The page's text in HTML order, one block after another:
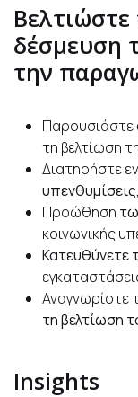
δέσμευση
την
Παρουσιάστε
τη βελτίωση
Διατηρήστε
Προώθηση
κοινωνικής
Κατευθύνετε
Αναγνωρίστε
τη βελτίωση
Insights